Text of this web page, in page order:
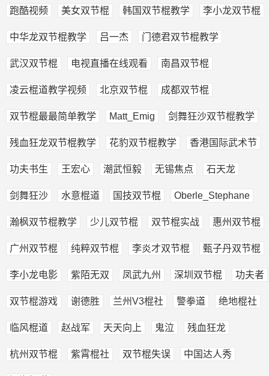
跑酷视频 美女双节棍 韩国双节棍教学 李小龙双节棍
中华龙双节棍教学 吕一杰 门德君双节棍教学
武汉双节棍 电视直播在线观看 南昌双节棍
凌云棍道教学视频 北京双节棍 成都双节棍
双节棍最最简单教学 Matt_Emig 剑舞狂沙双节棍教学
残血狂龙双节棍教学 花豹双节棍教学 香港国际武术节
功夫书生 王宏心 潮武恒毅 无锡焦点 石天龙
剑舞狂沙 水意棍道 国技双节棍 Oberle_Stephane
瀚枫双节棍教学 少儿双节棍 双节棍实战 惠州双节棍
广州双节棍 纯粹双节棍 李炎才双节棍 甄子丹双节棍
李小龙电影 紫陌无双 凤武九州 深圳双节棍 功夫者
双节棍游戏 谢德胜 兰州V3棍社 警拳道 绝地棍社
临风棍道 赵战军 天天向上 鬼泣 残血狂龙
杭州双节棍 紫霄棍社 双节棍失误 中国达人秀